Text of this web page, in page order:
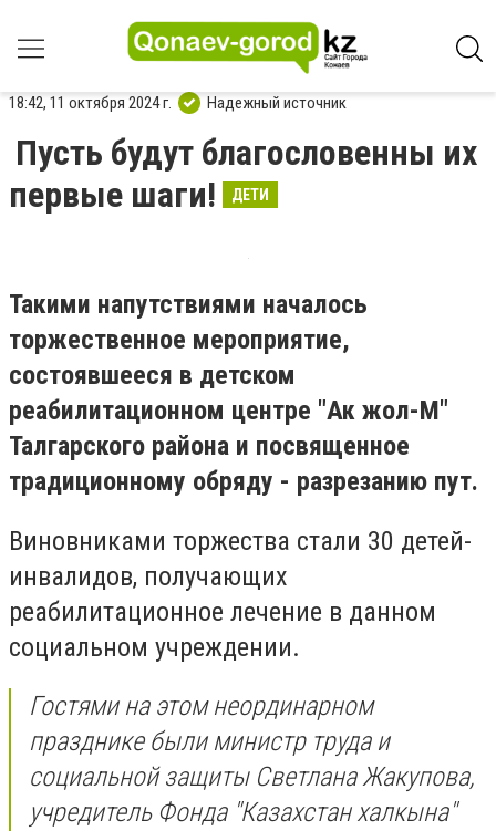
18:42, 11 октября 2024 г. Надежный источник
Пусть будут благословенны их
первые шаги!
ДЕТИ
Такими напутствиями началось
торжественное мероприятие,
состоявшееся в детском
реабилитационном центре "Ак жол-М"
Талгарского района и посвященное
традиционному обряду - разрезанию пут.
Виновниками торжества стали 30 детей-
инвалидов, получающих
реабилитационное лечение в данном
социальном учреждении.
Гостями на этом неординарном
празднике были министр труда и
социальной защиты Светлана Жакупова,
учредитель Фонда "Казахстан халкына"